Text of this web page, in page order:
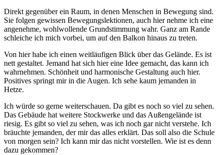
Direkt gegenüber ein Raum, in denen Menschen in Bewegung sind.
Sie folgen gewissen Bewegungslektionen, auch hier nehme ich eine
angenehme, wohlwollende Grundstimmung wahr. Ganz am Rande
schleiche ich mich vorbei, um auf den Balkon hinaus zu treten.
Von hier habe ich einen weitläufigen Blick über das Gelände. Es ist
nett gestaltet. Jemand hat sich hier eine Idee gemacht, das kann ich
wahrnehmen. Schönheit und harmonische Gestaltung auch hier.
Positives springt mir in die Augen. Ich sehe kaum jemanden in
Hetze.
Ich würde so gerne weiterschauen. Da gibt es noch so viel zu sehen.
Das Gebäude hat weitere Stockwerke und das Außengelände ist
riesig. Es gibt so viel zu sehen, was ich noch gar nicht verstehe. Ich
bräuchte jemanden, der mir das alles erklärt. Das soll also die Schule
von morgen sein? Ich kann mir das nicht vorstellen. Wie ist es denn
dazu gekommen?